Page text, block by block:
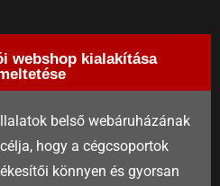
webshop kialakítása
belső webáruházának
hogy a cégcsoportok
könnyen és gyorsan